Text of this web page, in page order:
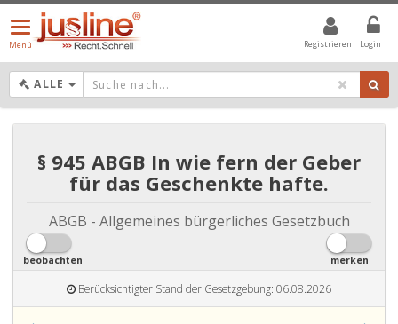
Registrieren Login
Menü
öffnen/schließen
Menü
ALLE DROPDOWN: GEWÄHLTER WERT IST ALLE
§ 945 ABGB In wie fern der Geber
für das Geschenkte hafte.
ABGB - Allgemeines bürgerliches Gesetzbuch
beobachten merken
Berücksichtigter Stand der Gesetzgebung: 06.08.2026